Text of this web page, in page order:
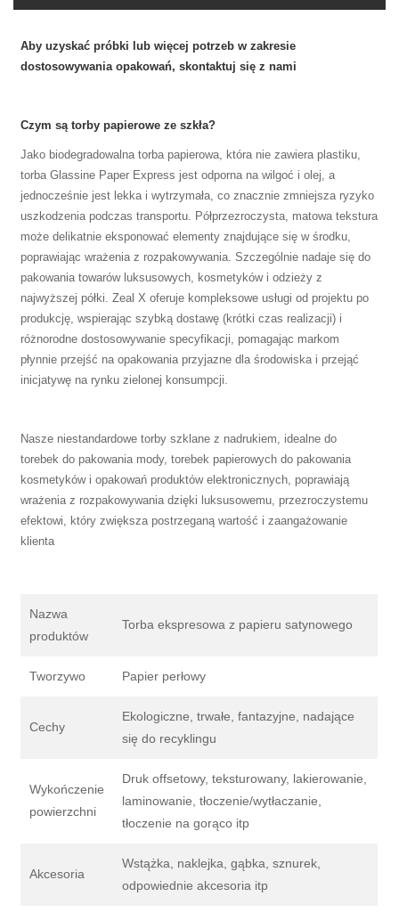
Aby uzyskać próbki lub więcej potrzeb w zakresie
dostosowywania opakowań, skontaktuj się z nami
Czym są torby papierowe ze szkła?
Jako biodegradowalna torba papierowa, która nie zawiera plastiku,
torba Glassine Paper Express jest odporna na wilgoć i olej, a
jednocześnie jest lekka i wytrzymała, co znacznie zmniejsza ryzyko
uszkodzenia podczas transportu. Półprzezroczysta, matowa tekstura
może delikatnie eksponować elementy znajdujące się w środku,
poprawiając wrażenia z rozpakowywania. Szczególnie nadaje się do
pakowania towarów luksusowych, kosmetyków i odzieży z
najwyższej półki. Zeal X oferuje kompleksowe usługi od projektu po
produkcję, wspierając szybką dostawę (krótki czas realizacji) i
różnorodne dostosowywanie specyfikacji, pomagając markom
płynnie przejść na opakowania przyjazne dla środowiska i przejąć
inicjatywę na rynku zielonej konsumpcji.
Nasze niestandardowe torby szklane z nadrukiem, idealne do
torebek do pakowania mody, torebek papierowych do pakowania
kosmetyków i opakowań produktów elektronicznych, poprawiają
wrażenia z rozpakowywania dzięki luksusowemu, przezroczystemu
efektowi, który zwiększa postrzeganą wartość i zaangażowanie
klienta
Nazwa
produktów
Torba ekspresowa z papieru satynowego
Tworzywo Papier perłowy
Cechy
Ekologiczne, trwałe, fantazyjne, nadające
się do recyklingu
Wykończenie
powierzchni
Druk offsetowy, teksturowany, lakierowanie,
laminowanie, tłoczenie/wytłaczanie,
tłoczenie na gorąco itp
Akcesoria
Wstążka, naklejka, gąbka, sznurek,
odpowiednie akcesoria itp